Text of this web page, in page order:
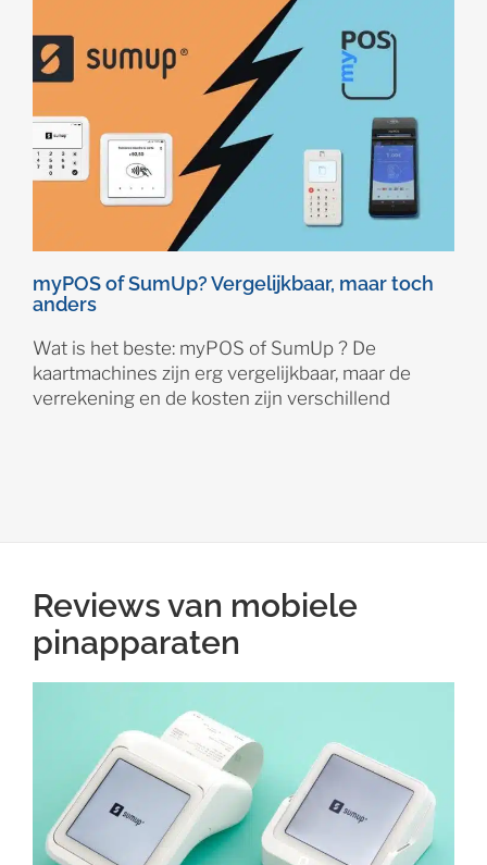
myPOS of SumUp? Vergelijkbaar, maar toch
anders
Wat is het beste: myPOS of SumUp ? De
kaartmachines zijn erg vergelijkbaar, maar de
verrekening en de kosten zijn verschillend
Reviews van mobiele
pinapparaten